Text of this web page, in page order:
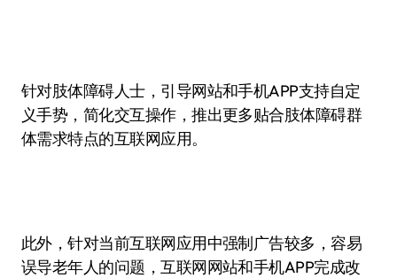
针对肢体障碍人士，引导网站和手机APP支持自定
义手势，简化交互操作，推出更多贴合肢体障碍群
体需求特点的互联网应用。
此外，针对当前互联网应用中强制广告较多，容易
误导老年人的问题，互联网网站和手机APP完成改